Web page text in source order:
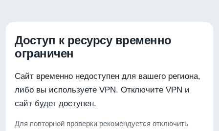
Доступ к ресурсу временно
ограничен
Сайт временно недоступен для вашего региона,
либо вы используете VPN. Отключите VPN и
сайт будет доступен.
Для повторной проверки рекомендуется отключить